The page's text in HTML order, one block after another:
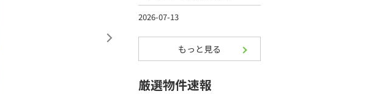
もっと見る
厳選物件速報